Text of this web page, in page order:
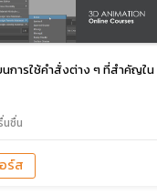
นการใช้คำสั่งต่าง ๆ ที่สำคัญใน
นชื่น
ร์ส